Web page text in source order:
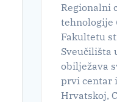
Regionalni
tehnologije
Fakultetu
Sveučilišta
obilježava
prvi centar
Hrvatskoj,